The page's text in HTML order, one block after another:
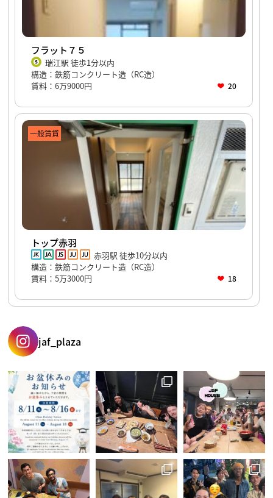
フラット７５
瑞江駅 徒歩1分以内
構造：鉄筋コンクリート造（RC造）
賃料：6万9000円
20
一般賃貸
トップ赤羽
赤羽駅 徒歩10分以内
構造：鉄筋コンクリート造（RC造）
賃料：5万3000円
18
jaf_plaza